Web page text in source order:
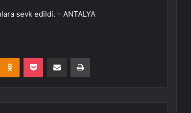
sevk edildi. – ANTALYA
Odnoklassniki
Pocket E-Posta ile paylaş Yazdır